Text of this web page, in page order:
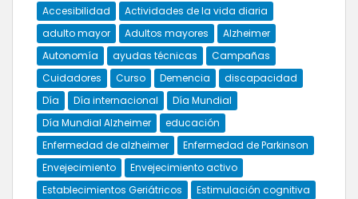
Accesibilidad
Actividades de la vida diaria
adulto mayor
Adultos mayores
Alzheimer
Autonomía
ayudas técnicas
Campañas
Cuidadores
Curso Demencia
discapacidad
Día
Día internacional
Día Mundial
Día Mundial Alzheimer
educación
Enfermedad de alzheimer
Enfermedad de Parkinson
Envejecimiento
Envejecimiento activo
Establecimientos Geriátricos
Estimulación cognitiva